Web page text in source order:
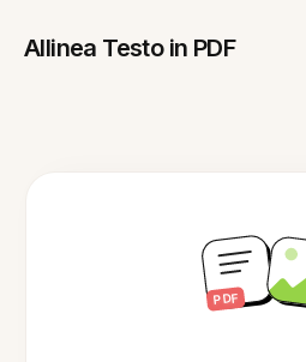
Allinea Testo in PDF